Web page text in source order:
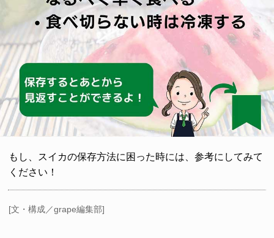
もし、スイカの保存方法に困った時には、参考にしてみて
ください！
[文・構成／grape編集部]